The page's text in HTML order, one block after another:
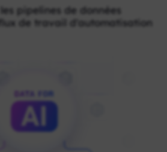
pipelines de données
de travail d'automatisation